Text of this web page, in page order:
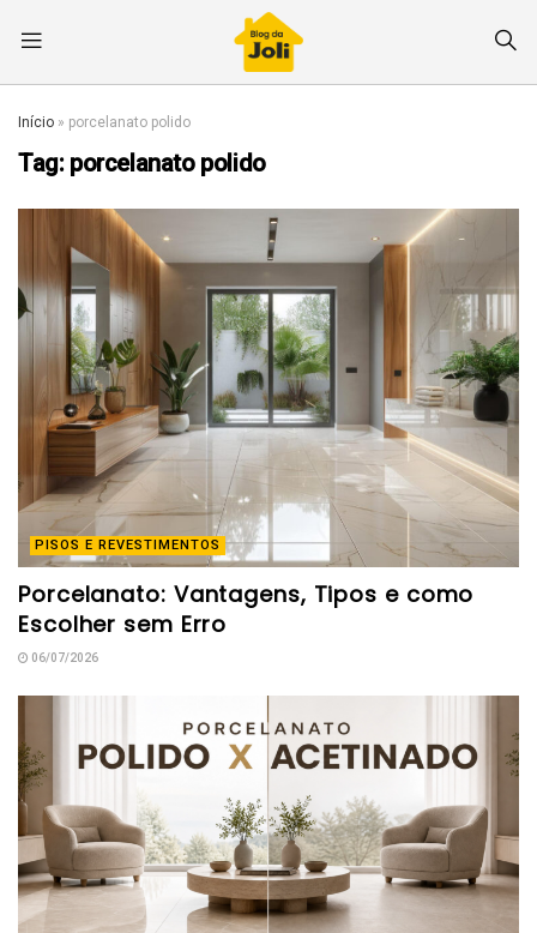
Início » porcelanato polido
Tag: porcelanato polido
PISOS E REVESTIMENTOS
Porcelanato: Vantagens, Tipos e como
Escolher sem Erro
06/07/2026